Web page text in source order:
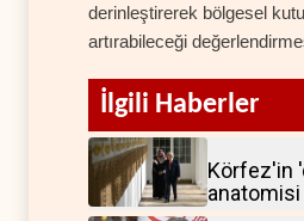
derinleştirerek bölgesel
artırabileceği
İlgili Haberler
Körfez'in
anatomisi